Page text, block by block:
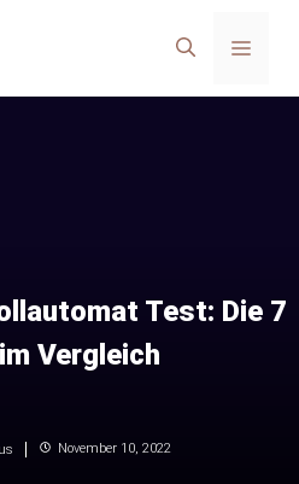
Menü
Test: Die 7
Vergleich
November 10, 2022